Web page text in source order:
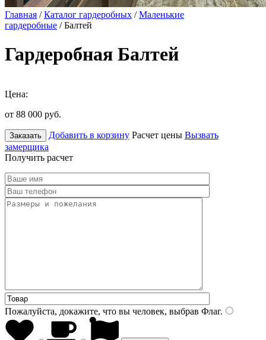
Главная /Каталог гардеробных /Маленькие
гардеробные / Балтей
Гардеробная Балтей
Цена:
от 88 000 руб.
Заказать Добавить в корзину Расчет цены Вызвать
замерщика
Получить расчет
Пожалуйста, докажите, что вы человек, выбрав Флаг.